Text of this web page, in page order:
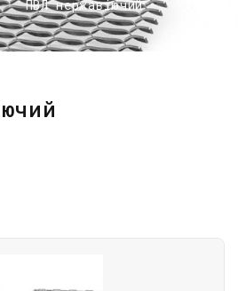
ПВЛ нержавіючий